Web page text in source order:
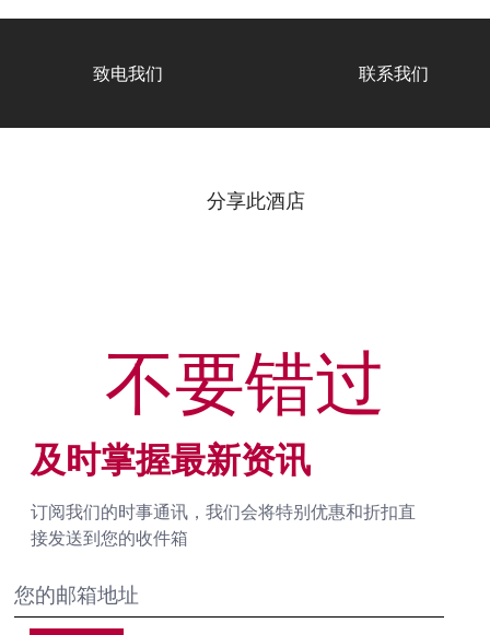
致电我们 联系我们
分享此酒店
及时掌握最新资讯
订阅我们的时事通讯，我们会将特别优惠和折扣直
接发送到您的收件箱
不要错过